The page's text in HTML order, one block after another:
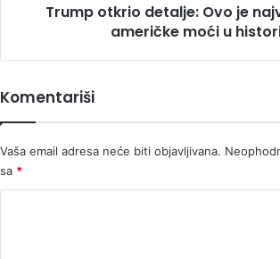
Trump otkrio detalje: Ovo je
američke moći u
Komentariši
Vaša email adresa neće biti objavljivana.
sa *